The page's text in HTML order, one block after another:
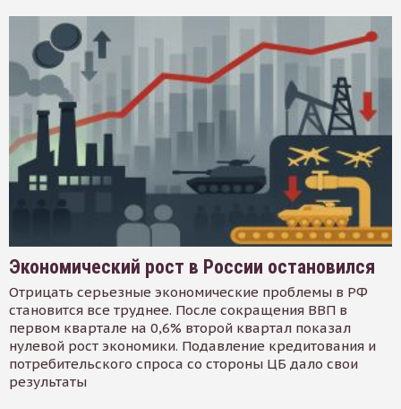
Экономический рост в России остановился
Отрицать серьезные экономические проблемы в РФ
становится все труднее. После сокращения ВВП в
первом квартале на 0,6% второй квартал показал
нулевой рост экономики. Подавление кредитования и
потребительского спроса со стороны ЦБ дало свои
результаты